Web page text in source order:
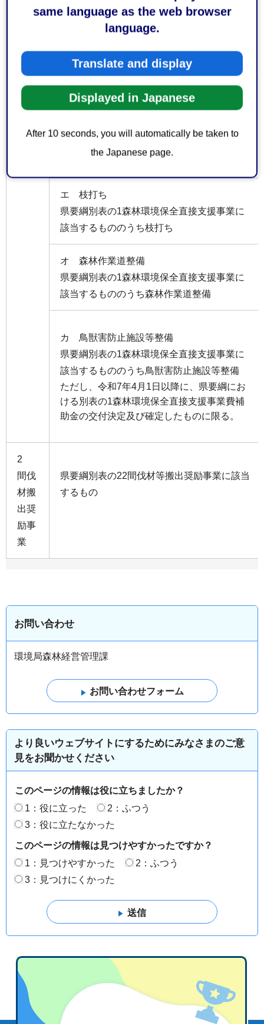
same language as the web browser
language.
Translate and display
Displayed in Japanese
After 10 seconds, you will automatically be taken to
the Japanese page.
保全
イ 下刈り
県要綱別表の1森林環境保全直接支援事業に
該当するもののうち下刈り
ウ 除間伐等
県要綱別表の1森林環境保全直接支援事業に
エ 枝打ち
県要綱別表の1森林環境保全直接支援事業に
該当するもののうち枝打ち
オ 森林作業道整備
県要綱別表の1森林環境保全直接支援事業に
該当するもののうち森林作業道整備
カ 鳥獣害防止施設等整備
県要綱別表の1森林環境保全直接支援事業に
該当するもののうち鳥獣害防止施設等整備
ただし、令和7年4月1日以降に、県要綱にお
ける別表の1森林環境保全直接支援事業費補
助金の交付決定及び確定したものに限る。
2
間伐
材搬
出奨
励事
業
県要綱別表の22間伐材等搬出奨励事業に該当
するもの
お問い合わせ
環境局森林経営管理課
より良いウェブサイトにするためにみなさまのご意
見をお聞かせください
このページの情報は役に立ちましたか？
1：役に立った
2：ふつう
3：役に立たなかった
このページの情報は見つけやすかったですか？
1：見つけやすかった
2：ふつう
3：見つけにくかった